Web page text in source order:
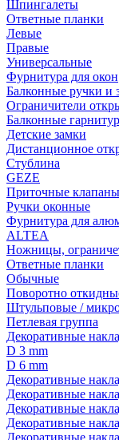
Шпингалеты
Ответные планки
Левые
Правые
Универсальные
Фурнитура для окон
Балконные ручки и
Ограничители
Балконные
Детские замки
Дистанционное
Стублина
GEZE
Приточные
Ручки оконные
Фурнитура для
ALTEA
Ножницы,
Ответные планки
Обычные
Поворотно
Штульповые /
Петлевая группа
Декоративные
D 3 mm
D 6 mm
Декоративные
Декоративные
Декоративные
Декоративные
Декоративные